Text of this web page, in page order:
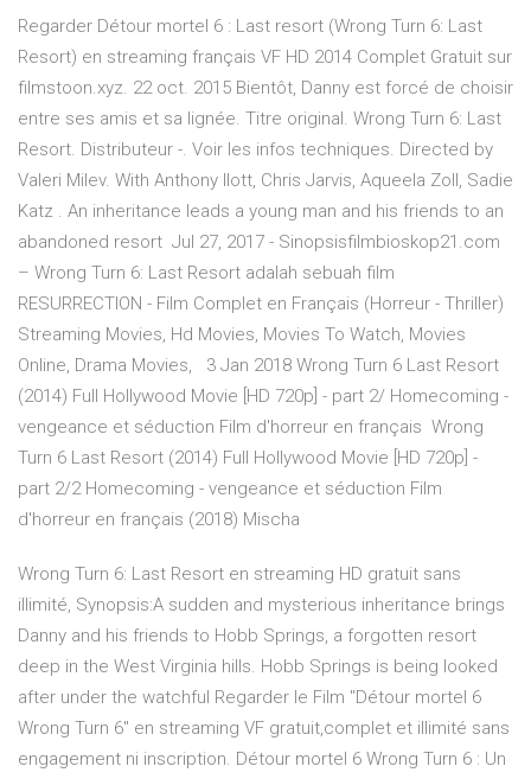
Regarder Détour mortel 6 : Last resort (Wrong Turn 6: Last
Resort) en streaming français VF HD 2014 Complet Gratuit sur
filmstoon.xyz. 22 oct. 2015 Bientôt, Danny est forcé de choisir
entre ses amis et sa lignée. Titre original. Wrong Turn 6: Last
Resort. Distributeur -. Voir les infos techniques. Directed by
Valeri Milev. With Anthony Ilott, Chris Jarvis, Aqueela Zoll, Sadie
Katz . An inheritance leads a young man and his friends to an
abandoned resort Jul 27, 2017 - Sinopsisfilmbioskop21.com
– Wrong Turn 6: Last Resort adalah sebuah film
RESURRECTION - Film Complet en Français (Horreur - Thriller)
Streaming Movies, Hd Movies, Movies To Watch, Movies
Online, Drama Movies, 3 Jan 2018 Wrong Turn 6 Last Resort
(2014) Full Hollywood Movie [HD 720p] - part 2/ Homecoming -
vengeance et séduction Film d'horreur en français Wrong
Turn 6 Last Resort (2014) Full Hollywood Movie [HD 720p] -
part 2/2 Homecoming - vengeance et séduction Film
d'horreur en français (2018) Mischa
Wrong Turn 6: Last Resort en streaming HD gratuit sans
illimité, Synopsis:A sudden and mysterious inheritance brings
Danny and his friends to Hobb Springs, a forgotten resort
deep in the West Virginia hills. Hobb Springs is being looked
after under the watchful Regarder le Film "Détour mortel 6
Wrong Turn 6" en streaming VF gratuit,complet et illimité sans
engagement ni inscription. Détour mortel 6 Wrong Turn 6 : Un